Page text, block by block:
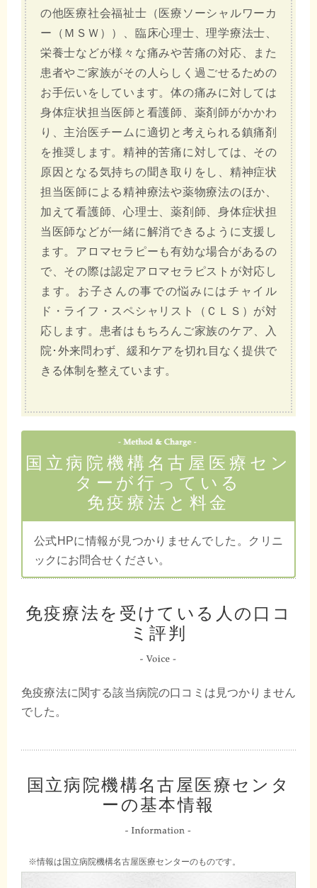
の他医療社会福祉士（医療ソーシャルワーカ
ー（ＭＳＷ））、臨床心理士、理学療法士、
栄養士などが様々な痛みや苦痛の対応、また
患者やご家族がその人らしく過ごせるための
お手伝いをしています。体の痛みに対しては
身体症状担当医師と看護師、薬剤師がかかわ
り、主治医チームに適切と考えられる鎮痛剤
を推奨します。精神的苦痛に対しては、その
原因となる気持ちの聞き取りをし、精神症状
担当医師による精神療法や薬物療法のほか、
加えて看護師、心理士、薬剤師、身体症状担
当医師などが一緒に解消できるように支援し
ます。アロマセラピーも有効な場合があるの
で、その際は認定アロマセラピストが対応し
ます。お子さんの事での悩みにはチャイル
ド・ライフ・スペシャリスト（ＣＬＳ）が対
応します。患者はもちろんご家族のケア、入
院･外来問わず、緩和ケアを切れ目なく提供で
きる体制を整えています。
国立病院機構名古屋医療セン
ターが行っている
免疫療法と料金
公式HPに情報が見つかりませんでした。クリニ
ックにお問合せください。
免疫療法を受けている人の口コ
ミ評判
免疫療法に関する該当病院の口コミは見つかりません
でした。
国立病院機構名古屋医療センタ
ーの基本情報
※情報は国立病院機構名古屋医療センターのものです。